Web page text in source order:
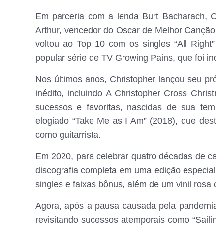
Em parceria com a lenda Burt Bacharach,
Arthur, vencedor do Oscar de Melhor
voltou ao Top 10 com os singles “All
popular série de TV Growing Pains, que foi
Nos últimos anos, Christopher lançou seu
inédito, incluindo A Christopher Cross
sucessos e favoritas, nascidas de sua
elogiado “Take Me as I Am” (2018), que
como guitarrista.
Em 2020, para celebrar quatro décadas de
discografia completa em uma edição
singles e faixas bônus, além de um vinil rosa
Agora, após a pausa causada pela
revisitando sucessos atemporais como